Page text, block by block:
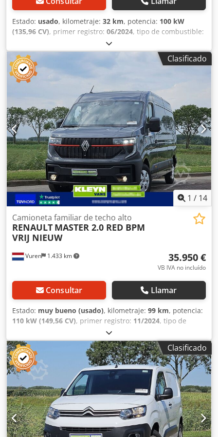
Estado: usado, kilometraje: 32 km, potencia: 100 kW
(135,96 CV), primer registro: 06/2024, tipo de combustible:
, color:
conductor:cabina del conductor, tipo de engranaje:
automático
, Año de fabricación:
2024, Equipamiento:
acondicionado, potencia del motor: 100 kW (136 CV), norma
Euro: 6, tipo de transmisión: automática, tipo de
carrocería: extendida, L2, transmisión automática, aire
acondicionado, 50 kWh, 230 km (ciclo WLTP), carga rápida,
BPM, libre de emisiones Euro 6, 136 CV. = Información
adicional = Estado general: muy malo Estado técnico: muy
malo Estado estético: muy malo Daños: ninguno Número
de llaves: 2 Matrícula: KLEYN1 Codjzr D Utspfx Acyoha
Clasificado
1 / 14
Vuren 1.433 km
Camioneta familiar de techo alto
RENAULT MASTER 2.0 RED BPM
VRIJ NIEUW
35.950 €
VB IVA no incluído
Consultar Llamar
Estado: muy bueno (usado), kilometraje: 99 km, potencia:
110 kW (149,56 CV), primer registro: 11/2024, tipo de
, tamaño del neumático:
configuración de ejes:4x2, distancia entre ejes:4.220 mm,
combustible:
, color:gris, cabina del conductor:
cabina del conductor
, tipo de engranaje:mecánico,
número de marchas:6, clase de emisión:Euro 6,
amortiguación:
otro, número de asientos:3 , longitud total:
6.450 mm, ancho total:2.060 mm, altura total:2.550 mm,
longitud del espacio de carga:
3.650 mm, anchura del
espacio de carga:1.760 mm, altura del espacio de carga:
1.880 mm, Año de fabricación: 2024, Equipamiento:ABS,
Apple CarPlay, Bluetooth, aire acondicionado, cierre
Clasificado